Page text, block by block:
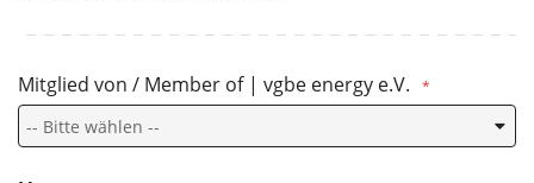
Mitglied von / Member of | vgbe energy e.V.